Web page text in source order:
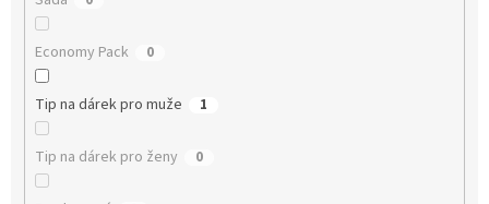
Economy Pack 0
Tip na dárek pro muže 1
Tip na dárek pro ženy 0